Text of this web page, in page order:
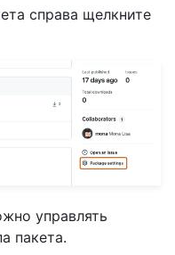
справа щелкните
управлять
пакета.